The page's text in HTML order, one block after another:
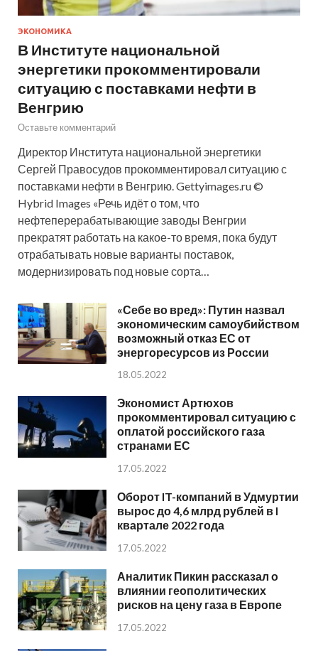
ЭКОНОМИКА
В Институте национальной
энергетики прокомментировали
ситуацию с поставками нефти в
Венгрию
Оставьте комментарий
Директор Института национальной энергетики
Сергей Правосудов прокомментировал ситуацию с
поставками нефти в Венгрию. Gettyimages.ru ©
Hybrid Images «Речь идёт о том, что
нефтеперерабатывающие заводы Венгрии
прекратят работать на какое-то время, пока будут
отрабатывать новые варианты поставок,
модернизировать под новые сорта…
«Себе во вред»: Путин назвал
экономическим самоубийством
возможный отказ ЕС от
энергоресурсов из России
18.05.2022
Экономист Артюхов
прокомментировал ситуацию с
оплатой российского газа
странами ЕС
17.05.2022
Оборот IT-компаний в Удмуртии
вырос до 4,6 млрд рублей в I
квартале 2022 года
17.05.2022
Аналитик Пикин рассказал о
влиянии геополитических
рисков на цену газа в Европе
17.05.2022